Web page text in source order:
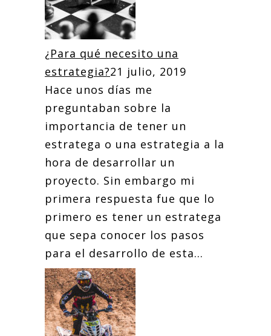
¿Para qué necesito una
estrategia?21 julio, 2019
Hace unos días me
preguntaban sobre la
importancia de tener un
estratega o una estrategia a la
hora de desarrollar un
proyecto. Sin embargo mi
primera respuesta fue que lo
primero es tener un estratega
que sepa conocer los pasos
para el desarrollo de esta...